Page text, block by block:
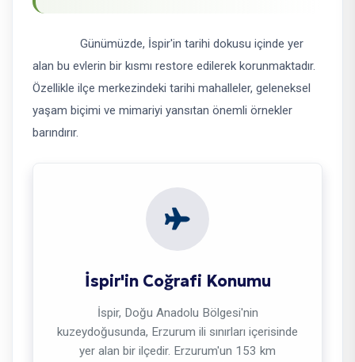
Günümüzde, İspir'in tarihi dokusu içinde yer
alan bu evlerin bir kısmı restore edilerek korunmaktadır.
Özellikle ilçe merkezindeki tarihi mahalleler, geleneksel
yaşam biçimi ve mimariyi yansıtan önemli örnekler
barındırır.
İspir'in Coğrafi Konumu
İspir, Doğu Anadolu Bölgesi'nin
kuzeydoğusunda, Erzurum ili sınırları içerisinde
yer alan bir ilçedir. Erzurum'un 153 km